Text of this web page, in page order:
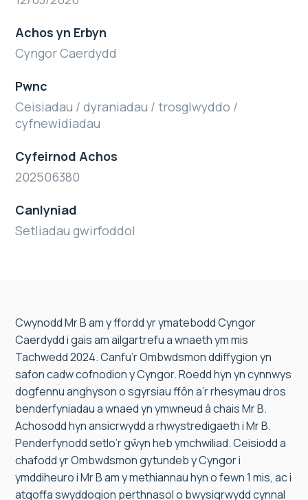
Achos yn Erbyn
Cyngor Caerdydd
Pwnc
Ceisiadau / dyraniadau / trosglwyddo /
cyfnewidiadau
Cyfeirnod Achos
202506380
Canlyniad
Setliadau gwirfoddol
Cwynodd Mr B am y ffordd yr ymatebodd Cyngor
Caerdydd i gais am ailgartrefu a wnaeth ym mis
Tachwedd 2024. Canfu’r Ombwdsmon ddiffygion yn
safon cadw cofnodion y Cyngor. Roedd hyn yn cynnwys
dogfennu anghyson o sgyrsiau ffôn a’r rhesymau dros
benderfyniadau a wnaed yn ymwneud â chais Mr B.
Achosodd hyn ansicrwydd a rhwystredigaeth i Mr B.
Penderfynodd setlo’r gŵyn heb ymchwiliad. Ceisiodd a
chafodd yr Ombwdsmon gytundeb y Cyngor i
ymddiheuro i Mr B am y methiannau hyn o fewn 1 mis, ac i
atgoffa swyddogion perthnasol o bwysigrwydd cynnal